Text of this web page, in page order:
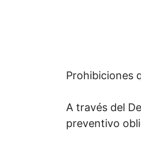
Prohibiciones
A través del
preventivo